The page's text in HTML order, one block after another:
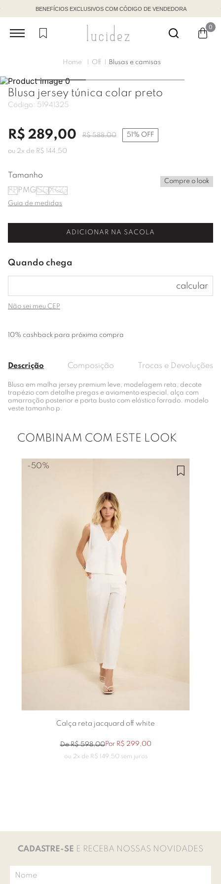
BENEFÍCIOS EXCLUSIVOS COM CÓDIGO DE VENDEDORA
0
Off Blusas e camisas
Blusa jersey túnica colar preto
Código: 51941325
R$ 289,00 R$ 588,00 51% OFF
ou 2x de R$ 144 ,50
Tamanho
PP PMGGGXGG
Compre o look
Guia de medidas
ADICIONAR NA SACOLA
Não sei meu CEP
10% cashback para próxima compra
Descrição Composição Trocas e Devoluções
Blusa em malha jersey premium leve, modelagem reta, decote
trapézio com detalhe pregas e aviamento especial, alça com
amarração posterior e porta busto com elástico forrado. modelo
veste tamanho p.
COMBINAM COM ESTE LOOK
-50%
Calça reta jacquard off white
DeR$ 598,00Por R$ 299,00
ou 2x de R$ 149 50sem juros
CADASTRE-SE E RECEBA NOSSAS NOVIDADES